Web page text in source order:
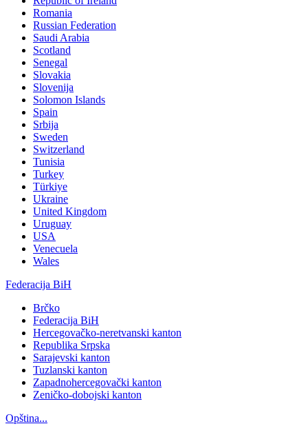
Romania
Russian Federation
Saudi Arabia
Scotland
Senegal
Slovakia
Slovenija
Solomon Islands
Spain
Srbija
Sweden
Switzerland
Tunisia
Turkey
Türkiye
Ukraine
United Kingdom
Uruguay
USA
Venecuela
Wales
Federacija BiH
Brčko
Federacija BiH
Hercegovačko-neretvanski kanton
Republika Srpska
Sarajevski kanton
Tuzlanski kanton
Zapadnohercegovački kanton
Zeničko-dobojski kanton
Opština...